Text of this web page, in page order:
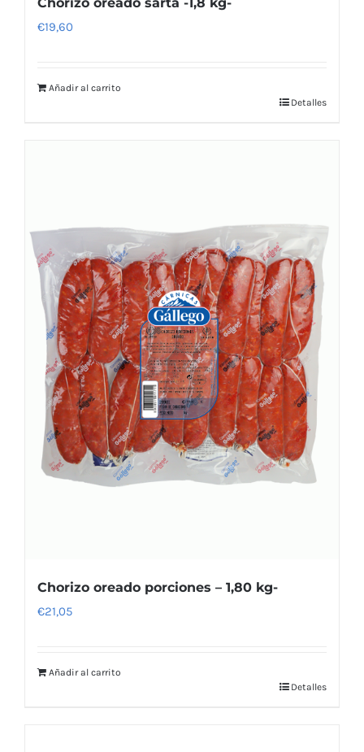
Chorizo oreado sarta -1,8 kg-
€19,60
Añadir al carrito
Detalles
Chorizo oreado porciones – 1,80 kg-
€21,05
Añadir al carrito
Detalles